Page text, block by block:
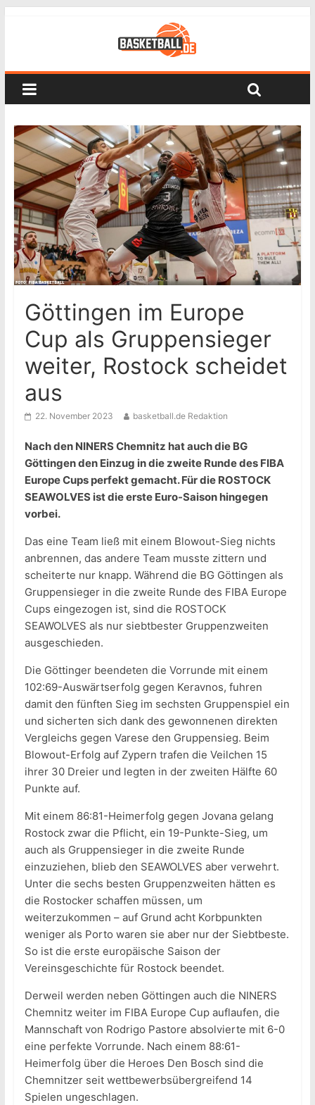
Göttingen im Europe
Cup als Gruppensieger
weiter, Rostock scheidet
aus
22. November 2023 basketball.de Redaktion
Nach den NINERS Chemnitz hat auch die BG
Göttingen den Einzug in die zweite Runde des FIBA
Europe Cups perfekt gemacht. Für die ROSTOCK
SEAWOLVES ist die erste Euro-Saison hingegen
vorbei.
Das eine Team ließ mit einem Blowout-Sieg nichts
anbrennen, das andere Team musste zittern und
scheiterte nur knapp. Während die BG Göttingen als
Gruppensieger in die zweite Runde des FIBA Europe
Cups eingezogen ist, sind die ROSTOCK
SEAWOLVES als nur siebtbester Gruppenzweiten
ausgeschieden.
Die Göttinger beendeten die Vorrunde mit einem
102:69-Auswärtserfolg gegen Keravnos, fuhren
damit den fünften Sieg im sechsten Gruppenspiel ein
und sicherten sich dank des gewonnenen direkten
Vergleichs gegen Varese den Gruppensieg. Beim
Blowout-Erfolg auf Zypern trafen die Veilchen 15
ihrer 30 Dreier und legten in der zweiten Hälfte 60
Punkte auf.
Mit einem 86:81-Heimerfolg gegen Jovana gelang
Rostock zwar die Pflicht, ein 19-Punkte-Sieg, um
auch als Gruppensieger in die zweite Runde
einzuziehen, blieb den SEAWOLVES aber verwehrt.
Unter die sechs besten Gruppenzweiten hätten es
die Rostocker schaffen müssen, um
weiterzukommen – auf Grund acht Korbpunkten
weniger als Porto waren sie aber nur der Siebtbeste.
So ist die erste europäische Saison der
Vereinsgeschichte für Rostock beendet.
Derweil werden neben Göttingen auch die NINERS
Chemnitz weiter im FIBA Europe Cup auflaufen, die
Mannschaft von Rodrigo Pastore absolvierte mit 6-0
eine perfekte Vorrunde. Nach einem 88:61-
Heimerfolg über die Heroes Den Bosch sind die
Chemnitzer seit wettbewerbsübergreifend 14
Spielen ungeschlagen.